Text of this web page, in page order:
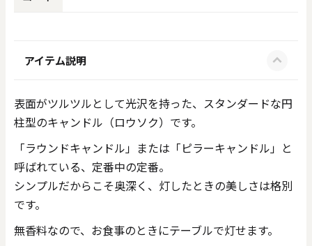
アイテム説明
表面がツルツルとして光沢を持った、スタンダードな円
柱型のキャンドル（ロウソク）です。
「ラウンドキャンドル」または「ピラーキャンドル」と
呼ばれている、定番中の定番。
シンプルだからこそ奥深く、灯したときの美しさは格別
です。
無香料なので、お食事のときにテーブルで灯せます。